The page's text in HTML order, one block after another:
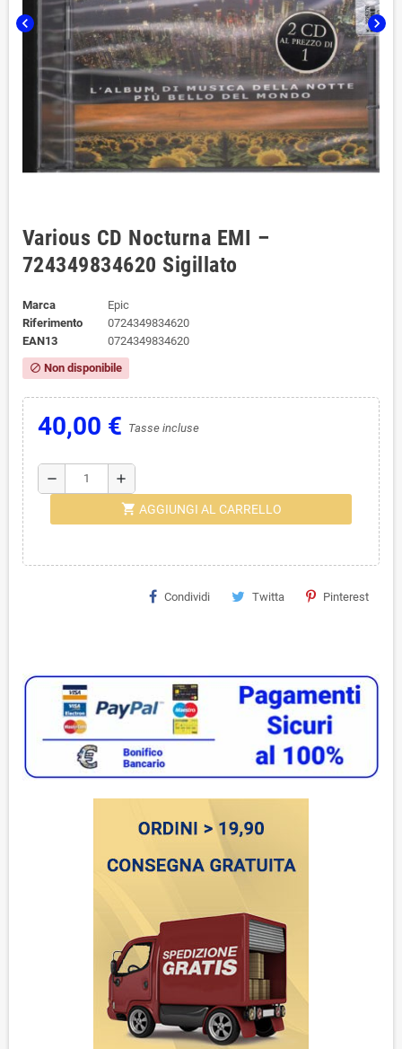
chevron_left chevron_right
Various CD Nocturna EMI –
724349834620 Sigillato
Marca
Epic
Riferimento
0724349834620
EAN13
0724349834620
block Non disponibile
40,00 € Tasse incluse
remove add
shopping_cart AGGIUNGI AL CARRELLO
Condividi Twitta Pinterest